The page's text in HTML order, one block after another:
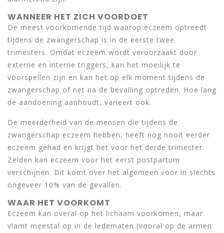
WANNEER HET ZICH VOORDOET
De meest voorkomende tijd waarop eczeem optreedt
tijdens de zwangerschap is in de eerste twee
trimesters. Omdat eczeem wordt veroorzaakt door
externe en interne triggers, kan het moeilijk te
voorspellen zijn en kan het op elk moment tijdens de
zwangerschap of net na de bevalling optreden. Hoe lang
de aandoening aanhoudt, varieert ook.
De meerderheid van de mensen die tijdens de
zwangerschap eczeem hebben, heeft nog nooit eerder
eczeem gehad en krijgt het voor het derde trimester.
Zelden kan eczeem voor het eerst postpartum
verschijnen. Dit komt over het algemeen voor in slechts
ongeveer 10% van de gevallen.
WAAR HET VOORKOMT
Eczeem kan overal op het lichaam voorkomen, maar
vlamt meestal op in de ledematen (vooral op de armen